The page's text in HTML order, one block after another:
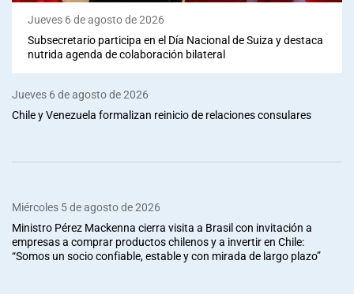
Jueves 6 de agosto de 2026
Subsecretario participa en el Día Nacional de Suiza y destaca
nutrida agenda de colaboración bilateral
Jueves 6 de agosto de 2026
Chile y Venezuela formalizan reinicio de relaciones consulares
Miércoles 5 de agosto de 2026
Ministro Pérez Mackenna cierra visita a Brasil con invitación a
empresas a comprar productos chilenos y a invertir en Chile:
“Somos un socio confiable, estable y con mirada de largo plazo”